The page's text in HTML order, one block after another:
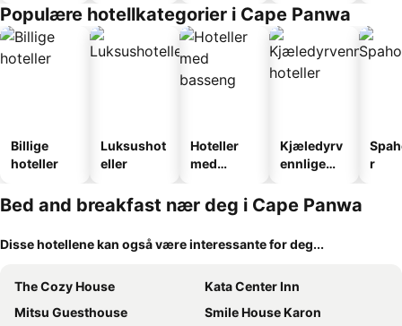
Populære hotellkategorier i Cape Panwa
Billige
hoteller
Luksushot
eller
Hoteller
med
Kjæledyrv
ennlige
r
Bed and breakfast nær deg i Cape Panwa
Disse hotellene kan også være interessante for deg...
The Cozy House
Kata Center Inn
Mitsu Guesthouse
Smile House Karon